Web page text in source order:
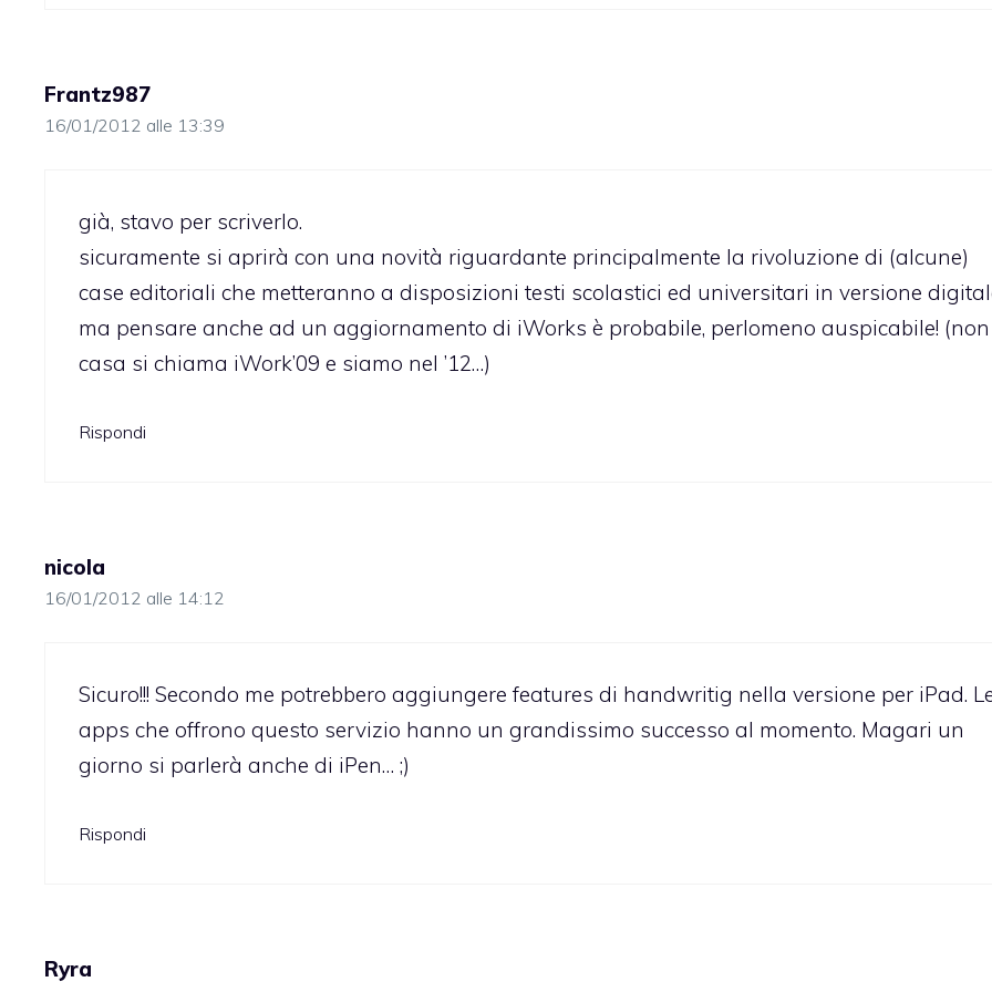
Frantz987
16/01/2012 alle 13:39
già, stavo per scriverlo.
sicuramente si aprirà con una novità riguardante principalmente la rivoluzione di (alcune)
case editoriali che metteranno a disposizioni testi scolastici ed universitari in versione
ma pensare anche ad un aggiornamento di iWorks è probabile, perlomeno auspicabile!
casa si chiama iWork’09 e siamo nel ’12…)
Rispondi
nicola
16/01/2012 alle 14:12
Sicuro!!! Secondo me potrebbero aggiungere features di handwritig nella versione per iPad.
apps che offrono questo servizio hanno un grandissimo successo al momento. Magari un
giorno si parlerà anche di iPen… ;)
Rispondi
Ryra